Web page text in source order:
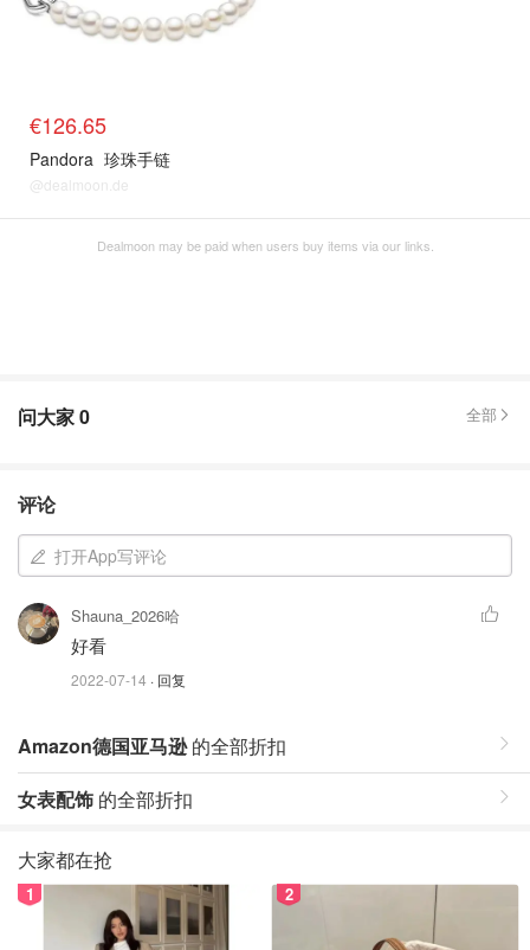
€126.65
Pandora 珍珠手链
@dealmoon.de
Dealmoon may be paid when users buy items via our links.
问大家0 全部
评论
打开App写评论
Shauna_2026哈
好看
2022-07-14 · 回复
Amazon德国亚马逊的全部折扣
女表配饰 的全部折扣
大家都在抢
1 2